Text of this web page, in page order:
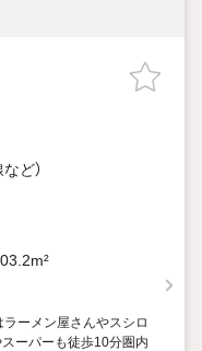
など）
ーメン屋さんやスシロ
ーパーも徒歩10分圏内